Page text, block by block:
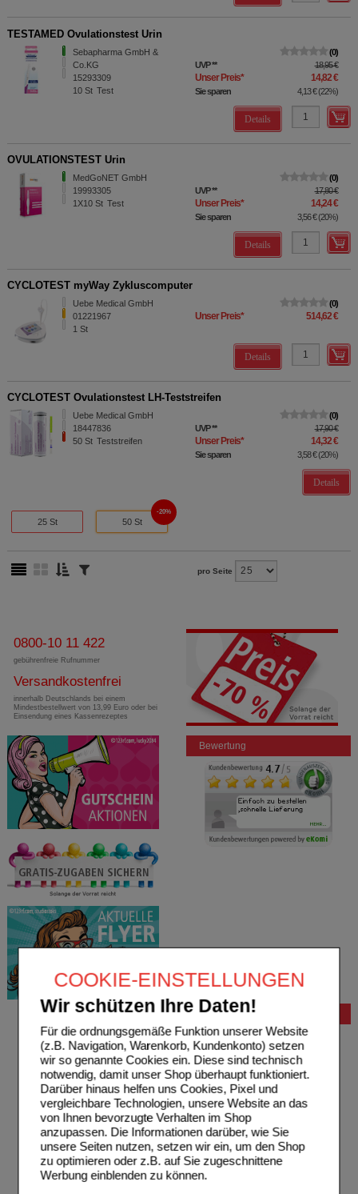
COOKIE-EINSTELLUNGEN
Wir schützen Ihre Daten!
Für die ordnungsgemäße Funktion unserer Website
(z.B. Navigation, Warenkorb, Kundenkonto) setzen
wir so genannte Cookies ein. Diese sind technisch
notwendig, damit unser Shop überhaupt funktioniert.
Darüber hinaus helfen uns Cookies, Pixel und
vergleichbare Technologien, unsere Website an das
von Ihnen bevorzugte Verhalten im Shop
anzupassen. Die Informationen darüber, wie Sie
unsere Seiten nutzen, setzen wir ein, um den Shop
zu optimieren oder z.B. auf Sie zugeschnittene
Werbung einblenden zu können.
TESTAMED Ovulationstest Urin
Sebapharma GmbH &
Co.KG
15293309
10 St Test
0
UVP** 18,95 €
Unser Preis* 14,82 €
Sie sparen 4,13 €(22%)
Details
OVULATIONSTEST Urin
MedGoNET GmbH
19993305
1X10 St Test
0
UVP** 17,80 €
Unser Preis* 14,24 €
Sie sparen 3,56 €(20%)
Details
CYCLOTEST myWay Zykluscomputer
Uebe Medical GmbH
01221967
1 St
0
Unser Preis* 514,62 €
Details
CYCLOTEST Ovulationstest LH-Teststreifen
Uebe Medical GmbH
18447836
50 St Teststreifen
0
UVP** 17,90 €
Unser Preis* 14,32 €
Sie sparen 3,58 €(20%)
Details
25 St 50 St
20%
pro Seite
0800-10 11 422
gebührenfreie Rufnummer
Versandkostenfrei
innerhalb Deutschlands bei einem
Mindestbestellwert von 13,99 Euro oder bei
Einsendung eines Kassenrezeptes
Bewertung
Bestellung
Hilfe zur Anmeldung
Hilfe zum Bestellvorgang
Zahlungsmöglichkeiten
Rezepte einlösen
Freiumschläge anfordern
Freiumschläge downloaden
Auslandsbestellung
Reklamation
Widerrufsformular
Problembehebung
Bestellschein